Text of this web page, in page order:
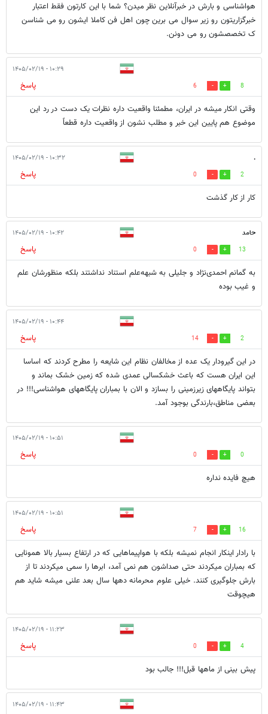
هواشناسی و بارش در خبرآنلاین نظر میدن؟ شما با این کارتون فقط اعتبار
خبرگزاریتون رو زیر سوال می برین چون اهل فن کاملا ایشون رو می شناسن
ک تخصصشون رو می دونن.
۱۰:۲۹ - ۱۴۰۵/۰۲/۱۹
8
6
پاسخ
وقتی انکار میشه در ایران، مطمئنا واقعیت داره نظرات یک دست در رد این
موضوع هم پایین این خبر و مطلب نشون از واقعیت داره قطعاً
. ۱۰:۳۲ - ۱۴۰۵/۰۲/۱۹
2
0
پاسخ
کار از کار گذشت
حامد ۱۰:۴۲ - ۱۴۰۵/۰۲/۱۹
13
0
پاسخ
به گمانم احمدی‌نژاد و جلیلی به شبهه‌علم استناد نداشتند بلکه منظورشان علم
و غیب بوده
۱۰:۴۴ - ۱۴۰۵/۰۲/۱۹
2
14
پاسخ
در این گیرودار یک عده از مخالفان نظام این شایعه را مطرح کردند که اساسا
این ایران هست که باعث خشکسالی عمدی شده که زمین خشک بماند و
بتواند پایگاههای زیرزمینی را بسازد و الان با بمباران پایگاههای هواشناسی!!! در
بعضی مناطق،بارندگی بوجود آمد.
۱۰:۵۱ - ۱۴۰۵/۰۲/۱۹
0
0
پاسخ
هیچ فایده نداره
۱۰:۵۱ - ۱۴۰۵/۰۲/۱۹
16
7
پاسخ
با رادار اینکار انجام نمیشه بلکه با هواپیماهایی که در ارتفاع بسیار بالا همونایی
که بمباران میکردند حتی صداشون هم نمی آمد، ابرها را سمی میکردند تا از
بارش جلوگیری کنند. خیلی علوم محرمانه دهها سال بعد علنی میشه شاید هم
هیچوقت
۱۱:۲۳ - ۱۴۰۵/۰۲/۱۹
4
0
پاسخ
پیش بینی از ماهها قبل!!! جالب بود
۱۱:۴۳ - ۱۴۰۵/۰۲/۱۹